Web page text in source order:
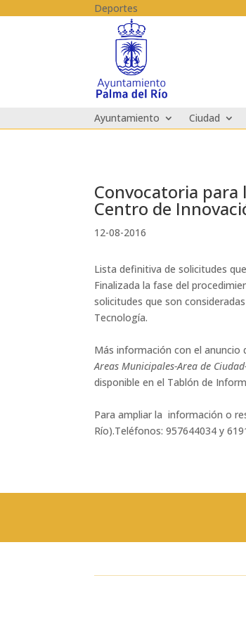
Deportes
Ayuntamiento Ciudad
Convocatoria para
Centro de
12-08-2016
Lista definitiva de solicitudes
Finalizada la fase del
solicitudes que son
Tecnología.
Más información con el anuncio
Areas Municipales-Area de
disponible en el Tablón de
Para ampliar la información o
Río).Teléfonos: 957644034 y